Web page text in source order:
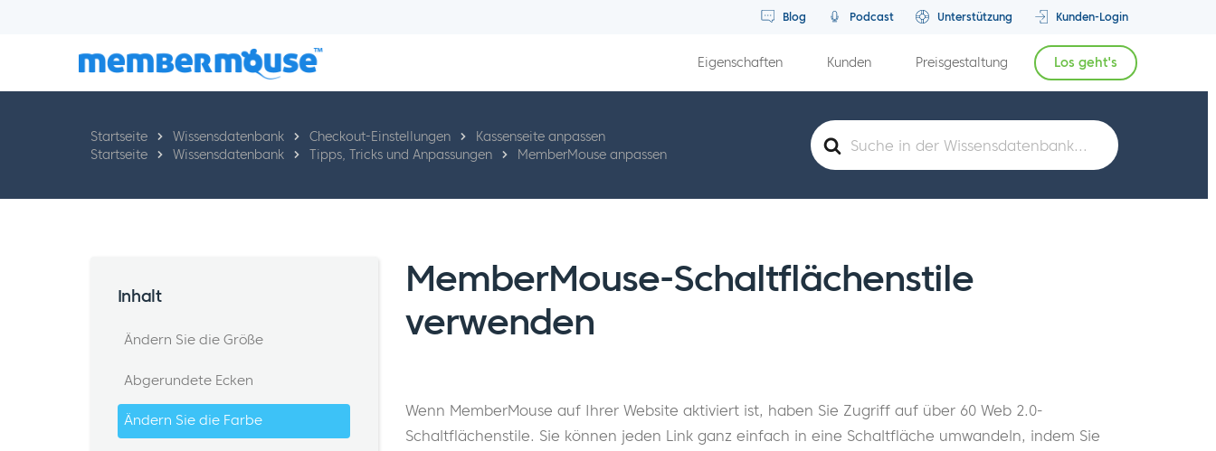
Blog Podcast Unterstützung Kunden-Login
Eigenschaften Kunden Preisgestaltung Los geht's
Suche
nach
Startseite Wissensdatenbank Checkout-Einstellungen
Kassenseite anpassen
Startseite
Wissensdatenbank Tipps, Tricks und Anpassungen MemberMouse anpassen
MemberMouse-Schaltflächenstile
verwenden
Wenn MemberMouse auf Ihrer Website aktiviert ist, haben Sie Zugriff auf über 60 Web 2.0-
Schaltflächenstile. Sie können jeden Link ganz einfach in eine Schaltfläche umwandeln, indem Sie
Inhalt
Ändern Sie die Größe
Abgerundete Ecken
Ändern Sie die Farbe